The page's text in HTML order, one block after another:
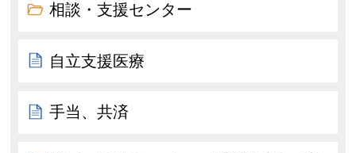
相談・支援センター
自立支援医療
手当、共済